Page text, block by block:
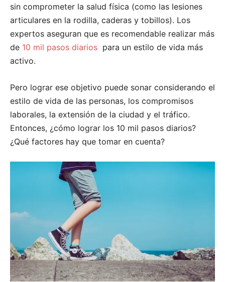
sin comprometer la salud física (como las lesiones
articulares en la rodilla, caderas y tobillos). Los
expertos aseguran que es recomendable realizar más
de 10 mil pasos diarios para un estilo de vida más
activo.
Pero lograr ese objetivo puede sonar considerando el
estilo de vida de las personas, los compromisos
laborales, la extensión de la ciudad y el tráfico.
Entonces, ¿cómo lograr los 10 mil pasos diarios?
¿Qué factores hay que tomar en cuenta?